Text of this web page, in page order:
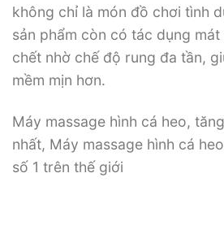
không chỉ là món đồ chơi tình
sản phẩm còn có tác dụng
chết nhờ chế độ rung đa tần,
mềm mịn hơn.
Máy massage hình cá heo,
nhất, Máy massage hình cá
số 1 trên thế giới